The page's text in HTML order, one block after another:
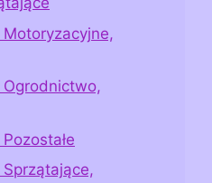
Motoryzacyjne,
Ogrodnictwo,